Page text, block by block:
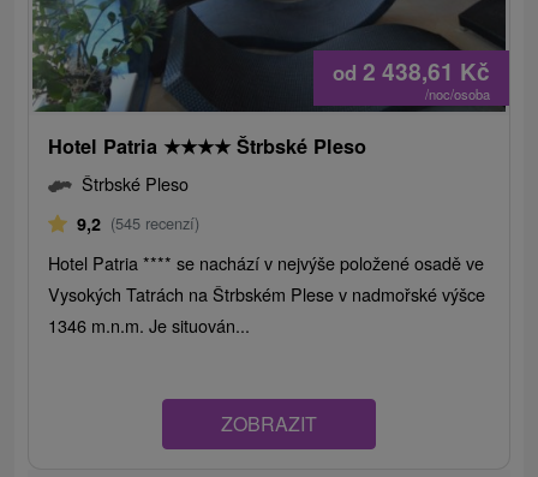
od 2 438,61 Kč
/noc/osoba
Hotel Patria ★★★★ Štrbské Pleso
Štrbské Pleso
9,2 (545 recenzí)
Hotel Patria **** se nachází v nejvýše položené osadě ve
Vysokých Tatrách na Štrbském Plese v nadmořské výšce
1346 m.n.m. Je situován...
ZOBRAZIT